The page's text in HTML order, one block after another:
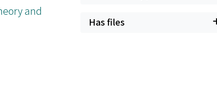
and
Has files